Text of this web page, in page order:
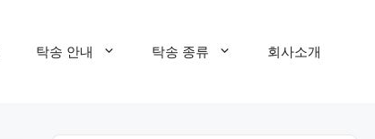
탁송 안내 탁송 종류 회사소개